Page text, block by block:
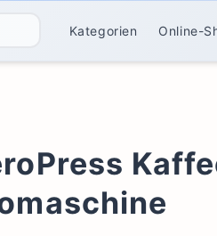
Kategorien Online-